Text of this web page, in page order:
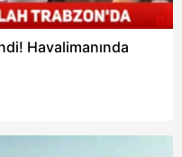
Havalimanında